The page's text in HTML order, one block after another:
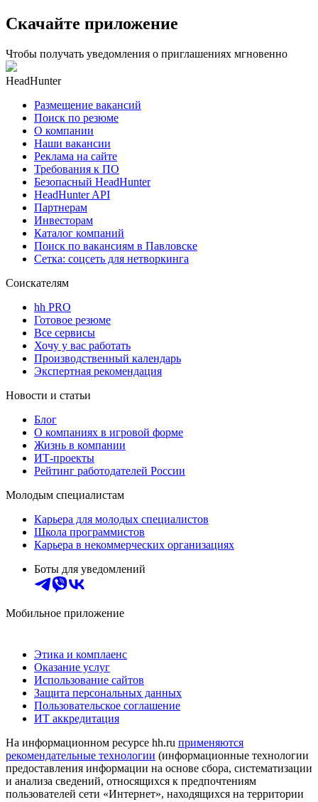
Скачайте приложение
Чтобы получать уведомления о приглашениях мгновенно
HeadHunter
Размещение вакансий
Поиск по резюме
О компании
Наши вакансии
Реклама на сайте
Требования к ПО
Безопасный HeadHunter
HeadHunter API
Партнерам
Инвесторам
Каталог компаний
Поиск по вакансиям в Павловске
Сетка: соцсеть для нетворкинга
Соискателям
hh PRO
Готовое резюме
Все сервисы
Хочу у вас работать
Производственный календарь
Экспертная рекомендация
Новости и статьи
Блог
О компаниях в игровой форме
Жизнь в компании
ИТ-проекты
Рейтинг работодателей России
Молодым специалистам
Карьера для молодых специалистов
Школа программистов
Карьера в некоммерческих организациях
Боты для уведомлений
Мобильное приложение
Этика и комплаенс
Оказание услуг
Использование сайтов
Защита персональных данных
Пользовательское соглашение
ИТ аккредитация
На информационном ресурсе hh.ru применяются
рекомендательные технологии (информационные технологии
предоставления информации на основе сбора, систематизации
и анализа сведений, относящихся к предпочтениям
пользователей сети «Интернет», находящихся на территории